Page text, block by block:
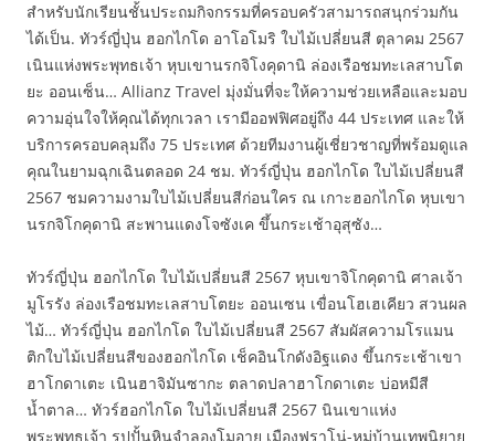
สำหรับนักเรียนชั้นประถมกิจกรรมที่ครอบครัวสามารถสนุกร่วมกัน
ได้เป็น. ทัวร์ญี่ปุ่น ฮอกไกโด อาโอโมริ ใบไม้เปลี่ยนสี ตุลาคม 2567
เนินแห่งพระพุทธเจ้า หุบเขานรกจิโงคุดานิ ล่องเรือชมทะเลสาบโต
ยะ ออนเซ็น… Allianz Travel มุ่งมั่นที่จะให้ความช่วยเหลือและมอบ
ความอุ่นใจให้คุณได้ทุกเวลา เรามีออฟฟิศอยู่ถึง 44 ประเทศ และให้
บริการครอบคลุมถึง 75 ประเทศ ด้วยทีมงานผู้เชี่ยวชาญที่พร้อมดูแล
คุณในยามฉุกเฉินตลอด 24 ชม. ทัวร์ญี่ปุ่น ฮอกไกโด ใบไม้เปลี่ยนสี
2567 ชมความงามใบไม้เปลี่ยนสีก่อนใคร ณ เกาะฮอกไกโด หุบเขา
นรกจิโกคุดานิ สะพานแดงโจซังเค ขึ้นกระเช้าอุสุซัง…
ทัวร์ญี่ปุ่น ฮอกไกโด ใบไม้เปลี่ยนสี 2567 หุบเขาจิโกคุดานิ ศาลเจ้า
มูโรรัง ล่องเรือชมทะเลสาบโตยะ ออนเซน เขื่อนโฮเฮเคียว สวนผล
ไม้… ทัวร์ญี่ปุ่น ฮอกไกโด ใบไม้เปลี่ยนสี 2567 สัมผัสความโรแมน
ติกใบไม้เปลี่ยนสีของฮอกไกโด เช็คอินโกดังอิฐแดง ขึ้นกระเช้าเขา
ฮาโกดาเตะ เนินฮาจิมันซากะ ตลาดปลาฮาโกดาเตะ บ่อหมีสี
น้ำตาล… ทัวร์ฮอกไกโด ใบไม้เปลี่ยนสี 2567 นินเขาแห่ง
พระพุทธเจ้า รูปปั้นหินจำลองโมอาย เมืองฟุราโน่-หมู่บ้านเทพนิยาย